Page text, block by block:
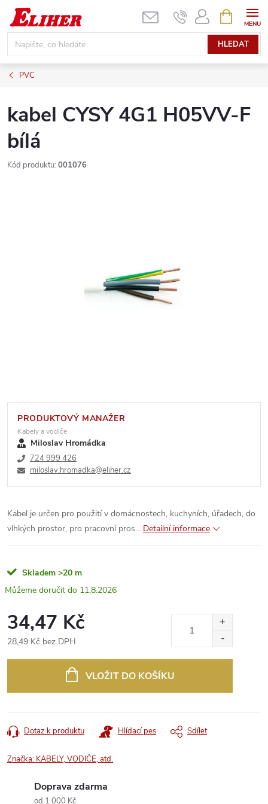
Přejít
obsah
HLEDAT
NÁKUPNÍ
KOŠÍK
PVC
kabel CYSY 4G1 H05VV-F
bílá
Kód produktu: 001076
PRODUKTOVÝ MANAŽER
Kabely a vodiče
Miloslav Hromádka
724 999 426
miloslav.hromadka@eliher.cz
Kabel je určen pro použití v domácnostech, kuchyních, úřadech, do
vlhkých prostor, pro pracovní pros... Detailní informace
Skladem >20 m
11.8.2026
34,47 Kč
28,49 Kč bez DPH
VLOŽIT DO KOŠÍKU
Dotaz k produktu Hlídací pes Sdílet
Značka: KABELY, VODIČE, atd.
Doprava zdarma
od 1 000 Kč